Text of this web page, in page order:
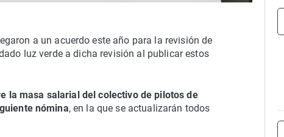
a un acuerdo este año para la revisión de
luz verde a dicha revisión al publicar estos
la masa salarial del colectivo de pilotos de
nómina, en la que se actualizarán todos